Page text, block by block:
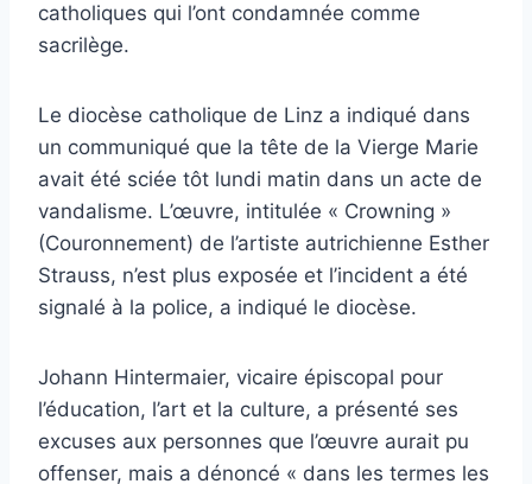
catholiques qui l’ont condamnée comme
sacrilège.
Le diocèse catholique de Linz a indiqué dans
un communiqué que la tête de la Vierge Marie
avait été sciée tôt lundi matin dans un acte de
vandalisme. L’œuvre, intitulée « Crowning »
(Couronnement) de l’artiste autrichienne Esther
Strauss, n’est plus exposée et l’incident a été
signalé à la police, a indiqué le diocèse.
Johann Hintermaier, vicaire épiscopal pour
l’éducation, l’art et la culture, a présenté ses
excuses aux personnes que l’œuvre aurait pu
offenser, mais a dénoncé « dans les termes les